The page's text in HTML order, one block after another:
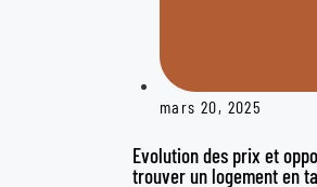
mars 20, 2025
Evolution des prix et
trouver un logement en